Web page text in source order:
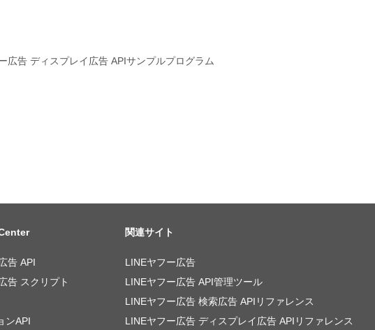
広告 ディスプレイ広告 APIサンプルプログラム
告 API
告 スクリプト
ンAPI
関連サイト
LINEヤフー広告
LINEヤフー広告 API管理ツール
LINEヤフー広告 検索広告 APIリファレンス
LINEヤフー広告 ディスプレイ広告 APIリファレンス